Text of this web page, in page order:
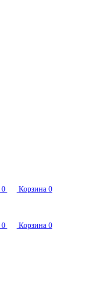
0 Корзина 0
0 Корзина 0